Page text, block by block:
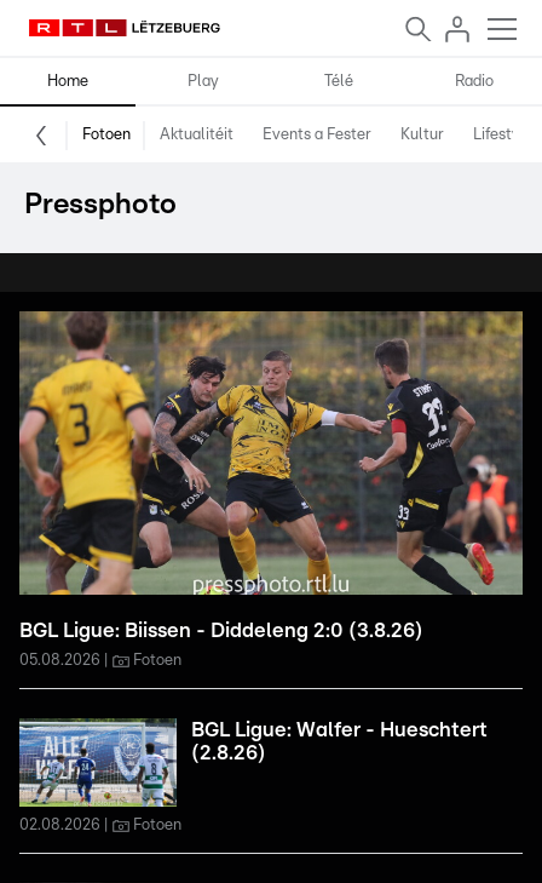
Home Play Télé Radio
Fotoen Aktualitéit Events a Fester Kultur Lifestyle
Pressphoto
BGL Ligue: Biissen - Diddeleng 2:0 (3.8.26)
05.08.2026 Fotoen
BGL Ligue: Walfer - Hueschtert
(2.8.26)
02.08.2026 Fotoen